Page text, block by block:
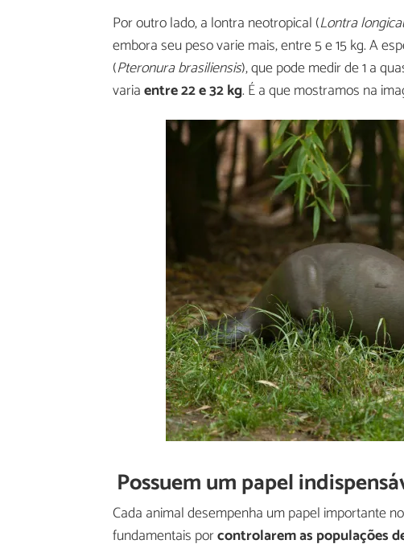
Por outro lado, a lontra neotropical (Lontra
embora seu peso varie mais, entre 5 e 15 kg. A
(Pteronura brasiliensis), que pode medir de 1 a
variaentre 22 e 32 kg. É a que mostramos na
Possuem um papel
Cada animal desempenha um papel importante
fundamentais porcontrolarem as populações